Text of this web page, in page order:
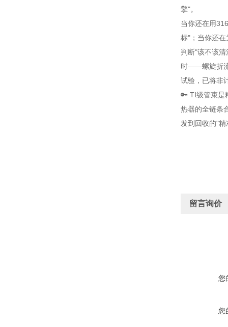
擎"。
当你还在用
标"；当你还
判断"该不该
时——螺旋折
试验，已将非
🔑 TI级管束是
热器的全链条
发到回收的"
留言询价
您
您